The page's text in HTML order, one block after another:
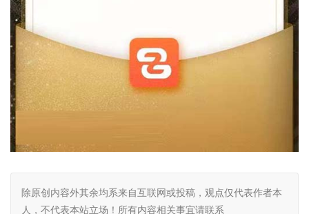
除原创内容外其余均系来自互联网或投稿，观点仅代表作者本
人，不代表本站立场！所有内容相关事宜请联系